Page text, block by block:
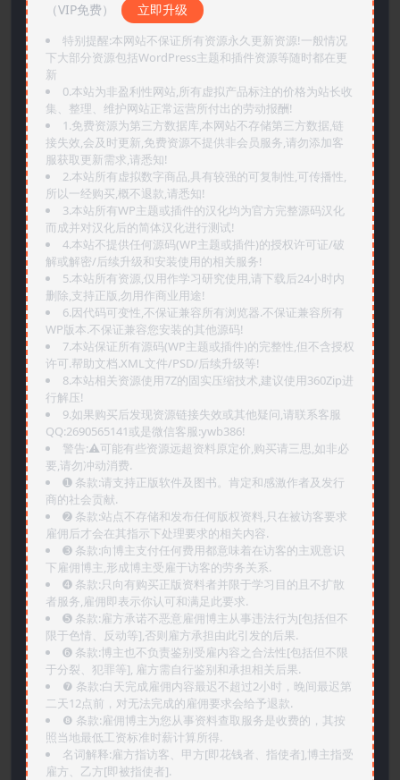
（VIP免费）
立即升级
特别提醒:本网站不保证所有资源永久更新资源!一般情况
下大部分资源包括WordPress主题和插件资源等随时都在更
新
0.本站为非盈利性网站,所有虚拟产品标注的价格为站长收
集、整理、维护网站正常运营所付出的劳动报酬!
1.免费资源为第三方数据库,本网站不存储第三方数据,链
接失效,会及时更新,免费资源不提供非会员服务,请勿添加客
服获取更新需求,请悉知!
2.本站所有虚拟数字商品,具有较强的可复制性,可传播性,
所以一经购买,概不退款,请悉知!
3.本站所有WP主题或插件的汉化均为官方完整源码汉化
而成并对汉化后的简体汉化进行测试!
4.本站不提供任何源码(WP主题或插件)的授权许可证/破
解或解密/后续升级和安装使用的相关服务!
5.本站所有资源,仅用作学习研究使用,请下载后24小时内
删除,支持正版,勿用作商业用途!
6.因代码可变性,不保证兼容所有浏览器.不保证兼容所有
WP版本.不保证兼容您安装的其他源码!
7.本站保证所有源码(WP主题或插件)的完整性,但不含授权
许可.帮助文档.XML文件/PSD/后续升级等!
8.本站相关资源使用7Z的固实压缩技术,建议使用360Zip进
行解压!
9.如果购买后发现资源链接失效或其他疑问,请联系客服
QQ:2690565141或是微信客服:ywb386!
警告:⚠️可能有些资源远超资料原定价,购买请三思,如非必
要,请勿冲动消费.
➊️ 条款:请支持正版软件及图书。肯定和感激作者及发行
商的社会贡献.
➋️ 条款:站点不存储和发布任何版权资料,只在被访客要求
雇佣后才会在其指示下处理要求的相关内容.
➌️ 条款:向博主支付任何费用都意味着在访客的主观意识
下雇佣博主,形成博主受雇于访客的劳务关系.
➍️ 条款:只向有购买正版资料者并限于学习目的且不扩散
者服务,雇佣即表示你认可和满足此要求.
➎ 条款:雇方承诺不恶意雇佣博主从事违法行为[包括但不
限于色情、反动等],否则雇方承担由此引发的后果.
➏️ 条款:博主也不负责鉴别受雇内容之合法性[包括但不限
于分裂、犯罪等], 雇方需自行鉴别和承担相关后果.
❼ 条款:白天完成雇佣内容最迟不超过2小时，晚间最迟第
二天12点前，对无法完成的雇佣要求会给予退款.
❽ 条款:雇佣博主为您从事资料查取服务是收费的，其按
照当地最低工资标准时薪计算所得.
名词解释:雇方指访客、甲方[即花钱者、指使者],博主指受
雇方、乙方[即被指使者].